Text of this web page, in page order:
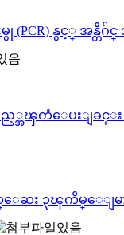
နွင့္ အန္တီဂ်င္
ည့္အၾကံေပးျခင္
ေဆး ၃ၾကိမ္ေျမ